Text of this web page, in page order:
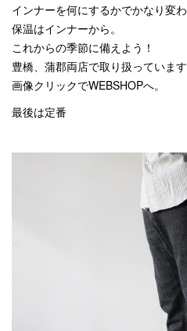
インナーを何にするかでかなり変
保温はインナーから。
これからの季節に備えよう！
豊橋、蒲郡両店で取り扱っています
画像クリックでWEBSHOPへ。
最後は定番